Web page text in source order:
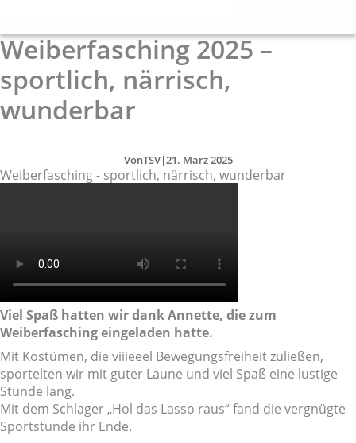
Weiberfasching 2025 –
sportlich, närrisch,
wunderbar
VonTSV|21. März 2025
Weiberfasching - sportlich, närrisch, wunderbar
Viel Spaß hatten wir dank Annette, die zum
Weiberfasching eingeladen hatte.
Mit Kostümen, die viiieeel Bewegungsfreiheit zuließen,
sportelten wir mit guter Laune und viel Spaß eine lustige
Stunde lang.
Mit dem Schlager „Hol das Lasso raus“ fand die vergnügte
Sportstunde ihr Ende.